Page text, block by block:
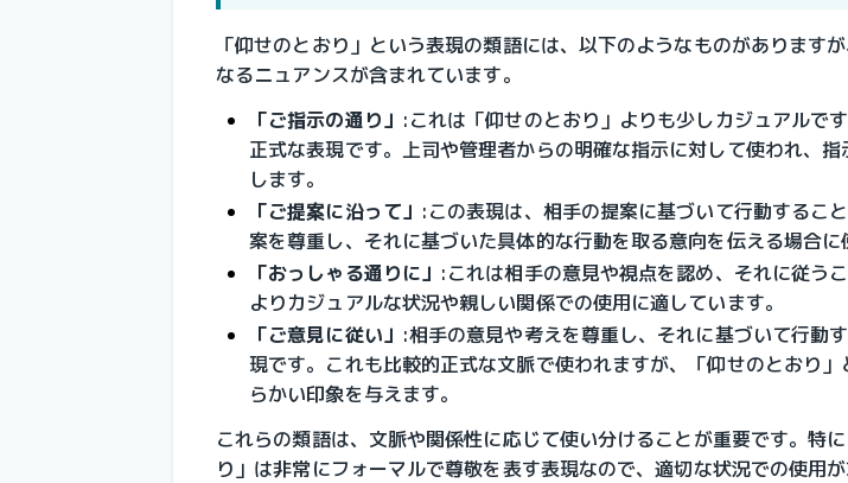
「仰せのとおり」という表現の類語には、以下のようなものがあります
なるニュアンスが含まれています。
「ご指示の通り」 :これは「仰せのとおり」よりも少しカジュアルで
正式な表現です。上司や管理者からの明確な指示に対して使われ、
します。
「ご提案に沿って」 :この表現は、相手の提案に基づいて行動するこ
案を尊重し、それに基づいた具体的な行動を取る意向を伝える場合に
「おっしゃる通りに」 :これは相手の意見や視点を認め、それに従うこ
よりカジュアルな状況や親しい関係での使用に適しています。
「ご意見に従い」 :相手の意見や考えを尊重し、それに基づいて行動
現です。これも比較的正式な文脈で使われますが、「仰せのとおり
らかい印象を与えます。
これらの類語は、文脈や関係性に応じて使い分けることが重要です。特
り」は非常にフォーマルで尊敬を表す表現なので、適切な状況での使用が